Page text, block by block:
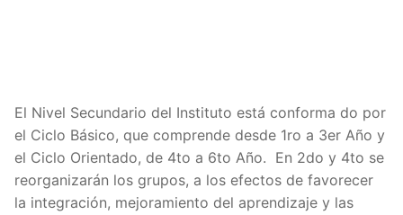
El Nivel Secundario del Instituto está conforma do por
el Ciclo Básico, que comprende desde 1ro a 3er Año y
el Ciclo Orientado, de 4to a 6to Año. En 2do y 4to se
reorganizarán los grupos, a los efectos de favorecer
la integración, mejoramiento del aprendizaje y las